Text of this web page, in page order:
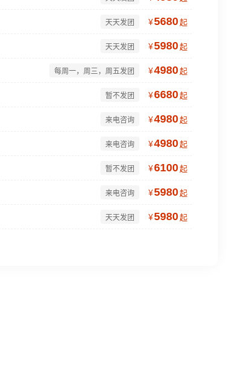
天天发团 ¥5680起
天天发团 ¥5980起
每周一，周三，周五发团 ¥4980起
暂不发团 ¥6680起
来电咨询 ¥4980起
来电咨询 ¥4980起
暂不发团 ¥6100起
来电咨询 ¥5980起
天天发团 ¥5980起